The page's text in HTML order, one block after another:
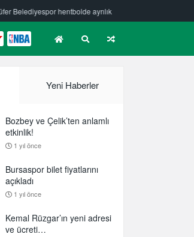
Mehmet Güzelsöz’den mesaj var!
NBA
Yeni Haberler
Bozbey ve Çelik’ten anlamlı
etkinlik!
1 yıl önce
Bursaspor bilet fiyatlarını
açıkladı
1 yıl önce
Kemal Rüzgar’ın yeni adresi
ve ücreti…